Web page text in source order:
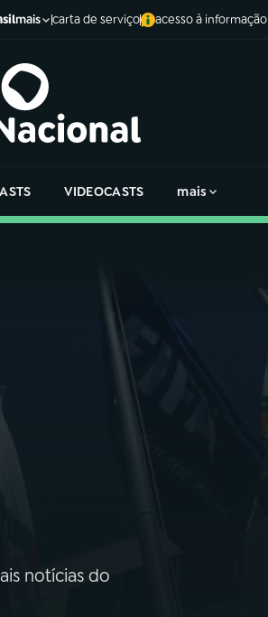
mais carta de serviço acesso à informação
VIDEOCASTS mais
notícias do